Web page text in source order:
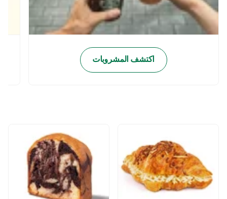
اكتشف المشروبات